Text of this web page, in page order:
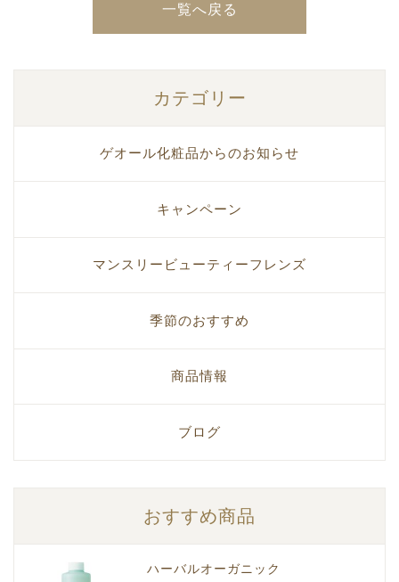
一覧へ戻る
カテゴリー
ゲオール化粧品からのお知らせ
キャンペーン
マンスリービューティーフレンズ
季節のおすすめ
商品情報
ブログ
おすすめ商品
ハーバルオーガニック